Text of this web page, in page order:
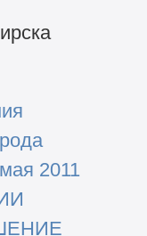
2011